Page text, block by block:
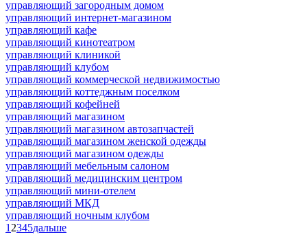
управляющий загородным домом
управляющий интернет-магазином
управляющий кафе
управляющий кинотеатром
управляющий клиникой
управляющий клубом
управляющий коммерческой недвижимостью
управляющий коттеджным поселком
управляющий кофейней
управляющий магазином
управляющий магазином автозапчастей
управляющий магазином женской одежды
управляющий магазином одежды
управляющий мебельным салоном
управляющий медицинским центром
управляющий мини-отелем
управляющий МКД
управляющий ночным клубом
1 2345дальше